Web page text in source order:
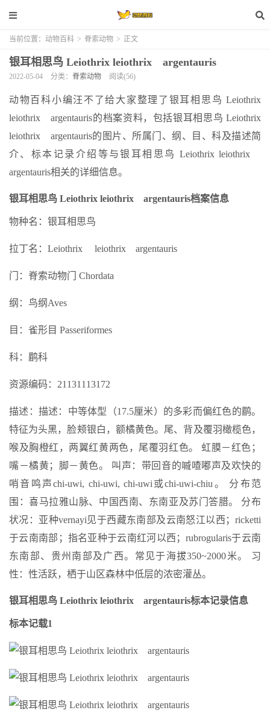
当前位置： 动物百科 > 脊索动物 > 正文
银耳相思鸟 Leiothrix leiothrix argentauris
2022-05-04 分类： 脊索动物 阅读(56)
动物百科小编汪不了给大家整理了银耳相思鸟 Leiothrix
leiothrix argentauris的档案资料，包括银耳相思鸟 Leiothrix
leiothrix argentauris的图片、所属门、纲、目、科及描述简
介、标本记录介绍等与银耳相思鸟 Leiothrix leiothrix
argentauris相关的详细信息。
银耳相思鸟 Leiothrix leiothrix argentauris档案信息
物种名：银耳相思鸟
拉丁名：Leiothrix leiothrix argentauris
门：脊索动物门 Chordata
纲：鸟纲Aves
目：雀形目 Passeriformes
科：鹛科
资源编码：21131113172
描述：描述：中等体型（17.5厘米）的多彩而偏红色的鹛。
特征为头黑，脸颊银白，额橘黄色。尾、背及覆羽橄榄色，
喉及胸橙红，两翼红黄两色，尾覆羽红色。 虹膜－红色；
嘴－橘黄；脚－黄色。 叫声：带回音的嘁喳嘟声及欢快的
哨音鸣声chi-uwi, chi-uwi, chi-uwi或chi-uwi-chiu。 分布范
围：喜马拉雅山脉、中国西南、东南亚及苏门答腊。 分布
状况：亚种vernayi见于西藏东南部及云南怒江以西；ricketti
于云南南部；指名亚种于云南红河以西；rubrogularis于云南
东南部、贵州南部及广西。常见于海拔350~2000米。 习
性：性活跃，栖于山区森林中低层的浓密灌丛。
银耳相思鸟 Leiothrix leiothrix argentauris标本记录信息
标本记载1